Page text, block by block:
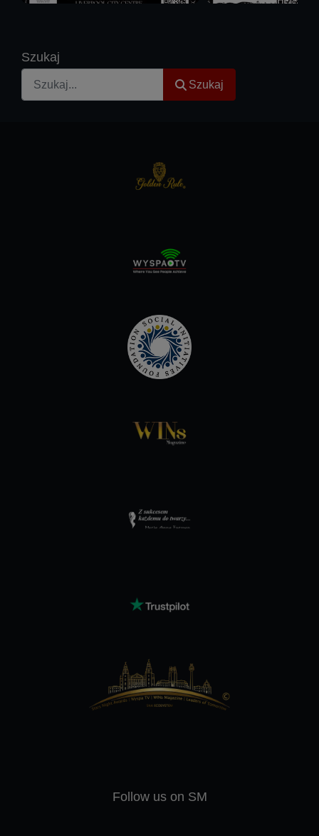
Szukaj
Szukaj
Follow us on SM